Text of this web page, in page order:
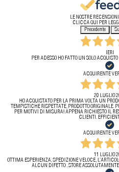
LE NOSTRE
CLICCA QUI PER
Precedente
IERI
PER ADESSO HO FATTO UN SOLO
ACQUIRENTE
20 LUGLIO
HO ACQUISTATO PER LA PRIMA VOLTA UN
TEMPISTICHE RISPETTATE, PRODOTTO ORIGINALE.
PER MOTIVI DI MISURA! APPENA RICHIESTO IL
CLIENTI.
ACQUIRENTE
11 LUGLIO
OTTIMA ESPERIENZA, SPEDIZIONE VELOCE,
ALCUN DIFETTO . STORE